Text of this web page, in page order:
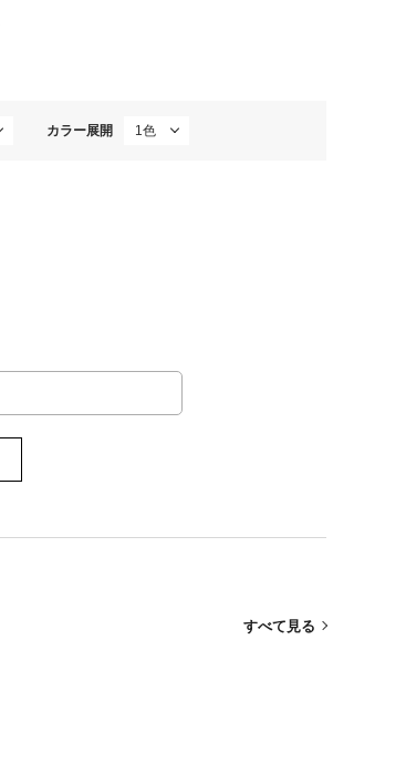
カラー展開
すべて見る